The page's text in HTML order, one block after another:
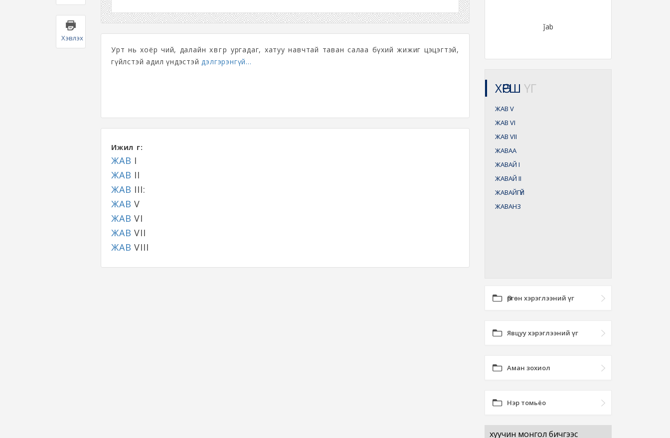
Хэвлэх
Урт нь хоёр чий, далайн хөвөөгөөр ургадаг, хатуу навчтай таван салаа бүхий жижиг цэцэгтэй,
гүйлстэй адил үндэстэйдэлгэрэнгүй...
Ижил үг:
ЖАВ I
ЖАВ II
ЖАВ III:
ЖАВ V
ЖАВ VI
ЖАВ VII
ЖАВ VIII
ǰab
ХӨРШ ҮГ
ЖАВ V
ЖАВ VI
ЖАВ VII
ЖАВАА
ЖАВАЙ I
ЖАВАЙ II
ЖАВАЙГҮЙ
ЖАВАНЗ
Өргөн хэрэглээний үг
Явцуу хэрэглээний үг
Аман зохиол
Нэр томьёо
хуучин монгол бичгээс